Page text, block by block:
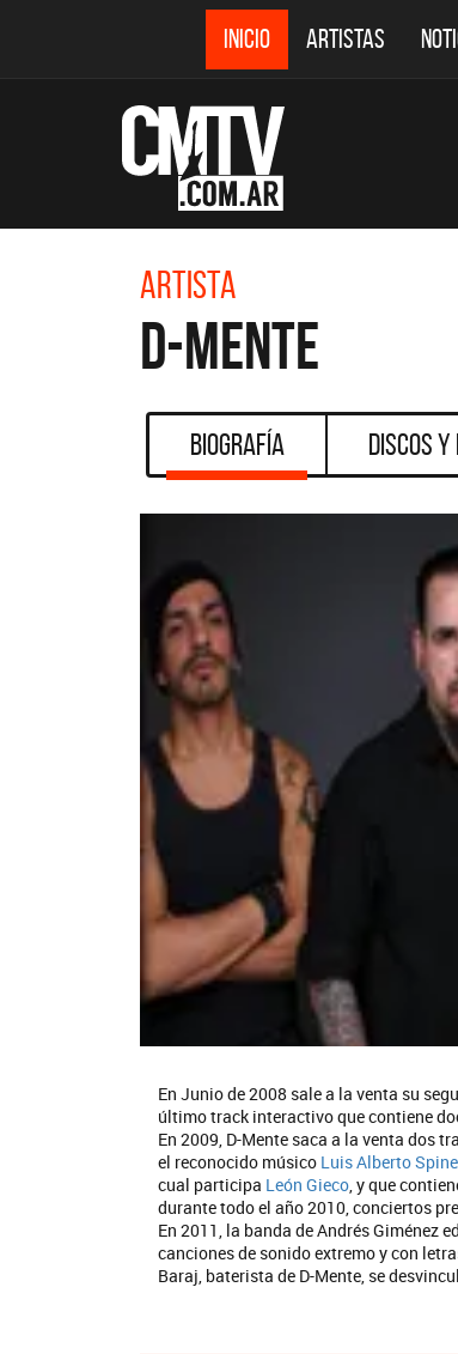
INICIO ARTISTAS
Artista
D-Mente
Biografía Discos
En Junio de 2008 sale a la venta su
último track interactivo que contiene
En 2009, D-Mente saca a la venta dos
el reconocido músico Luis Alberto
cual participa León Gieco, y que
durante todo el año 2010, conciertos
En 2011, la banda de Andrés Giménez
canciones de sonido extremo y con
Baraj, baterista de D-Mente, se